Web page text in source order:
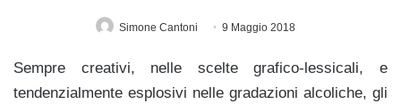
Simone Cantoni 9 Maggio 2018
Sempre creativi, nelle scelte grafico-lessicali, e
tendenzialmente esplosivi nelle gradazioni alcoliche, gli